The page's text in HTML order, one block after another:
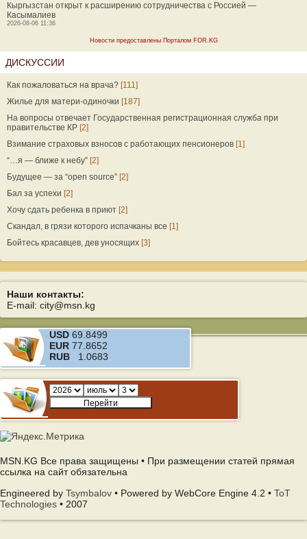
Кыргызстан открыт к расширению сотрудничества с Россией —
Касымалиев
2026-08-06 11:36
Новости предоставлены Порталом FOR.KG
ДИСКУССИИ
Как пожаловаться на врача? [111]
Жилье для матери-одиночки [187]
На вопросы отвечает Государственная регистрационная служба при
правительстве КР [2]
Взимание страховых взносов с работающих пенсионеров [1]
“…я — ближе к небу” [2]
Будущее — за “open source” [2]
Бал за успехи [2]
Хочу сдать ребенка в приют [2]
Скандал, в грязи которого испачканы все [1]
Бойтесь красавцев, дев уносящих [3]
Наши контакты:
E-mail: city@msn.kg
USD 69.8499
EUR 77.8652
RUB 1.0683
MSN.KG Все права защищены • При размещении статей прямая
ссылка на сайт обязательна
Engineered by Tsymbalov • Powered by WebCore Engine 4.2 • ToT
Technologies • 2007